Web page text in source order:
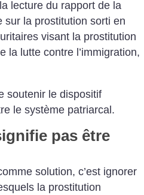
lecture du rapport de la
sur la prostitution sorti en
visant la prostitution
la lutte contre l’immigration,
soutenir le dispositif
le système patriarcal.
pas être
solution, c’est ignorer
la prostitution